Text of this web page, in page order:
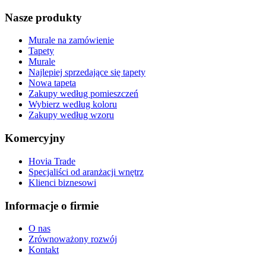
Nasze produkty
Murale na zamówienie
Tapety
Murale
Najlepiej sprzedające się tapety
Nowa tapeta
Zakupy według pomieszczeń
Wybierz według koloru
Zakupy według wzoru
Komercyjny
Hovia Trade
Specjaliści od aranżacji wnętrz
Klienci biznesowi
Informacje o firmie
O nas
Zrównoważony rozwój
Kontakt